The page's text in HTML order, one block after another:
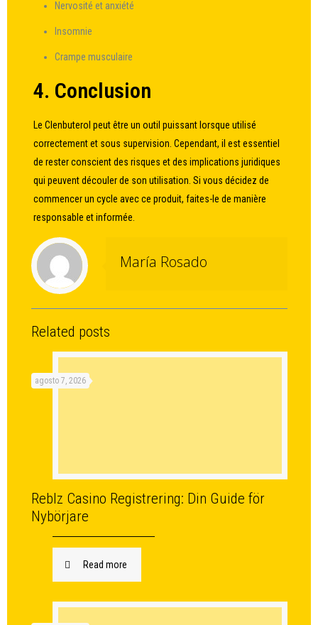
Nervosité et anxiété
Insomnie
Crampe musculaire
4. Conclusion
Le Clenbuterol peut être un outil puissant lorsque utilisé
correctement et sous supervision. Cependant, il est essentiel
de rester conscient des risques et des implications juridiques
qui peuvent découler de son utilisation. Si vous décidez de
commencer un cycle avec ce produit, faites-le de manière
responsable et informée.
María Rosado
Related posts
agosto 7, 2026
Reblz Casino Registrering: Din Guide för
Nybörjare
Read more